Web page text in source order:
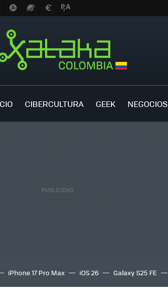
CIBERCULTURA GEEK NEGOCIOS
iPhone 17 Pro Max iOS 26 Galaxy S25 FE